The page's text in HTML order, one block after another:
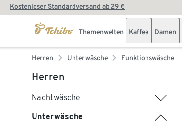
Kostenloser Standardversand ab 29 €
Themenwelten Kaffee Damen
Herren Unterwäsche Funktionswäsche
Herren
Nachtwäsche
Unterwäsche